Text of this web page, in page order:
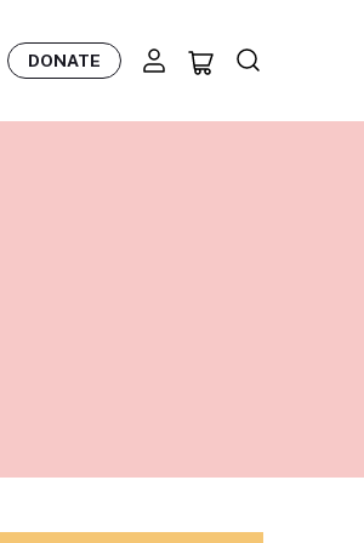
DONATE